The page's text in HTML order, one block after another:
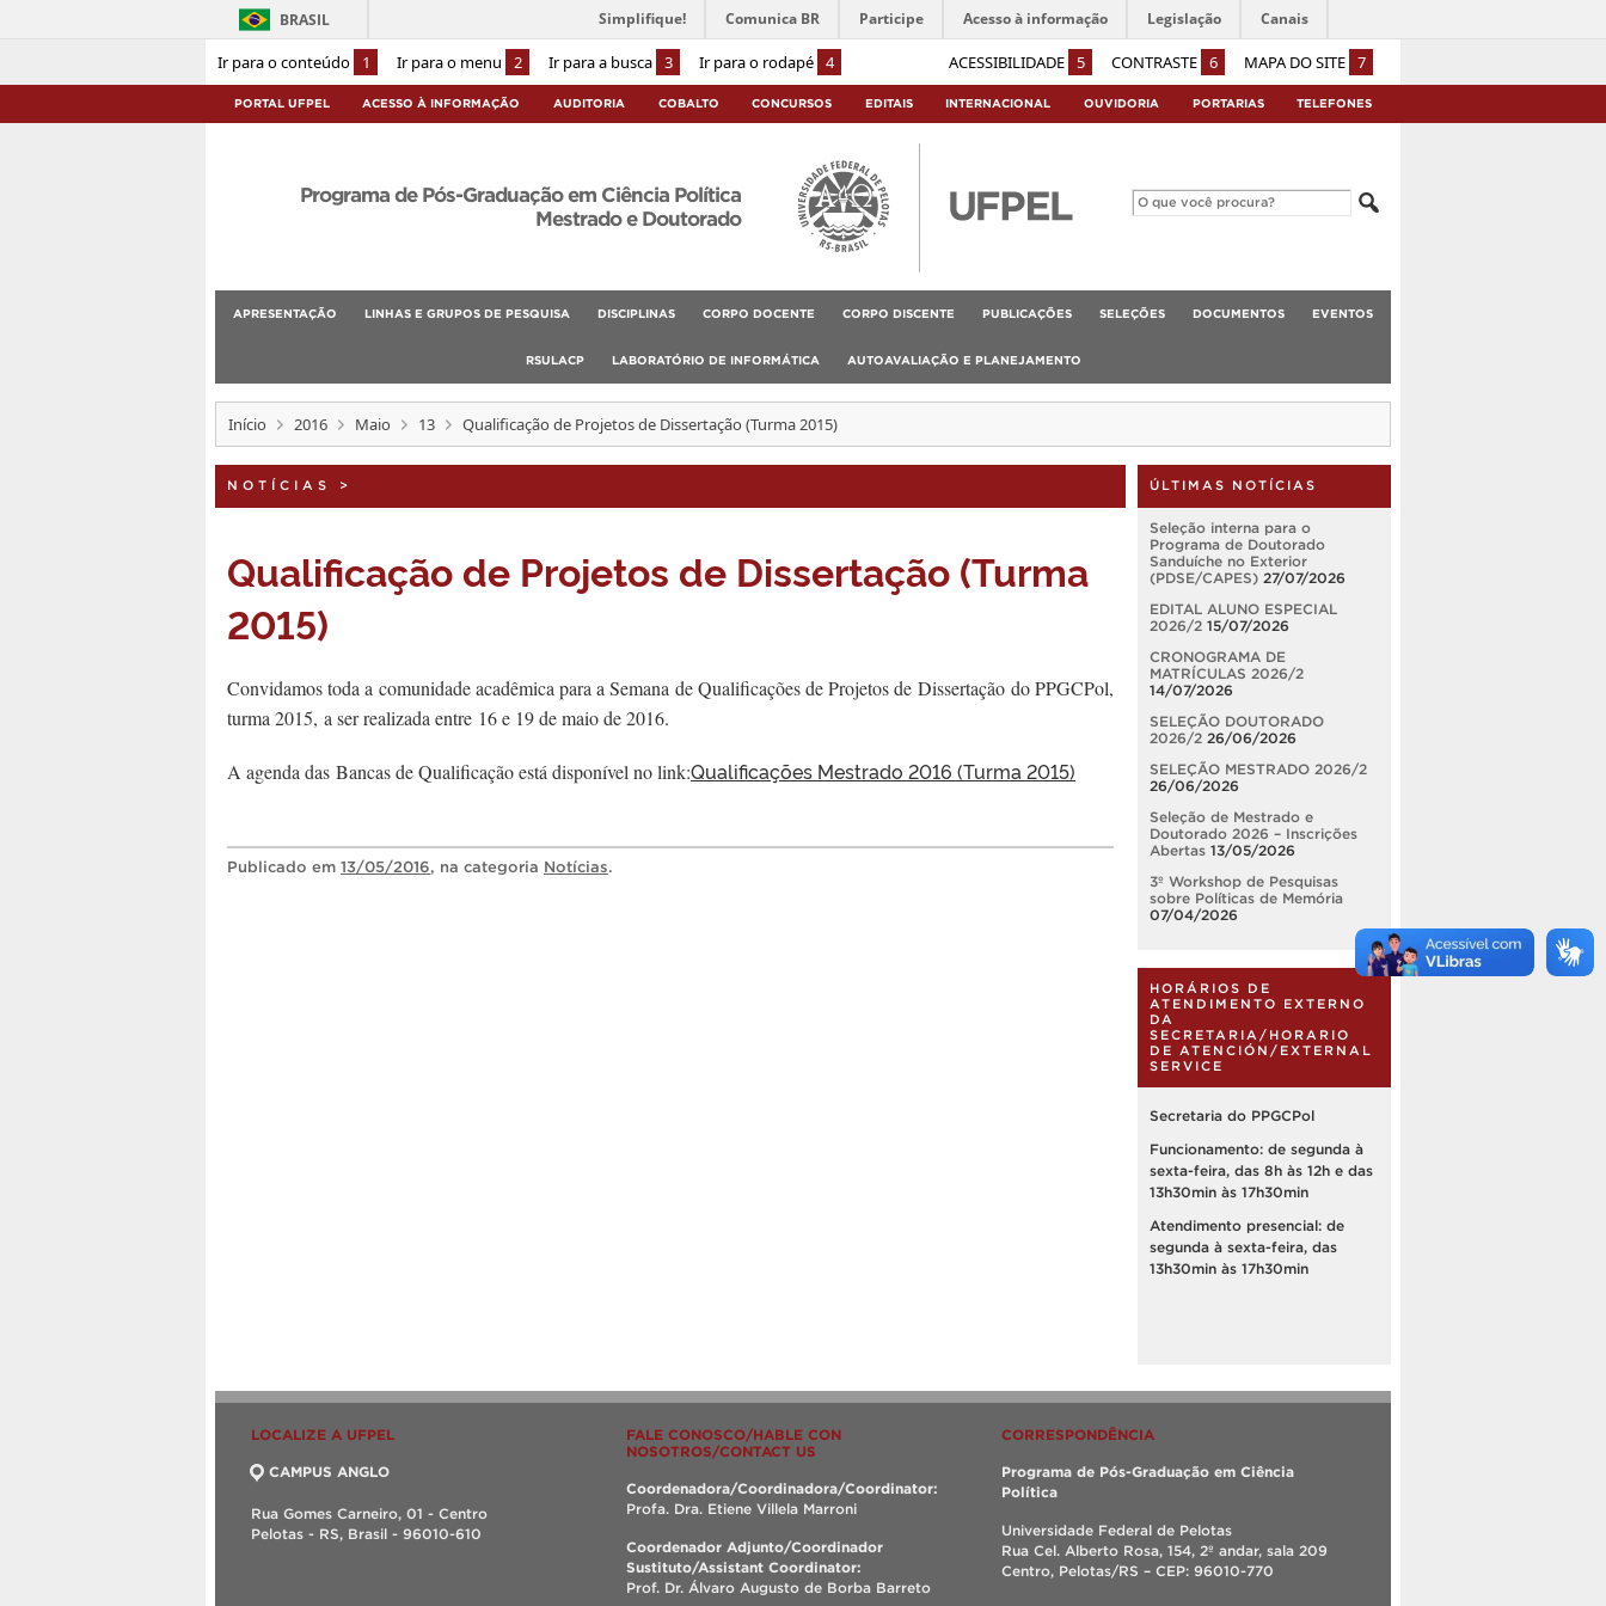
Ir para o conteúdo 1 Ir para o menu 2 Ir para a busca 3 Ir para o rodapé 4 ACESSIBILIDADE 5 CONTRASTE 6 MAPA DO SITE 7
BRASIL Simplifique! Comunica BR Participe Acesso à informação Legislação Canais
PORTAL UFPEL ACESSO À INFORMAÇÃO AUDITORIA COBALTO CONCURSOS EDITAIS INTERNACIONAL OUVIDORIA PORTARIAS TELEFONES
Programa de Pós-Graduação em Ciência Política
Mestrado e Doutorado
APRESENTAÇÃO LINHAS E GRUPOS DE PESQUISA DISCIPLINAS CORPO DOCENTE CORPO DISCENTE PUBLICAÇÕES SELEÇÕES DOCUMENTOS EVENTOS
RSULACP LABORATÓRIO DE INFORMÁTICA AUTOAVALIAÇÃO E PLANEJAMENTO
Início 2016 Maio 13 Qualificação de Projetos de Dissertação (Turma 2015)
NOTÍCIAS >
Qualificação de Projetos de Dissertação (Turma
2015)
Convidamos toda a comunidade acadêmica para a Semana de Qualificações de Projetos de Dissertação do PPGCPol,
turma 2015, a ser realizada entre 16 e 19 de maio de 2016.
A agenda das Bancas de Qualificação está disponível no link:Qualificações Mestrado 2016 (Turma 2015)
Publicado em 13/05/2016, na categoria Notícias.
ÚLTIMAS NOTÍCIAS
Seleção interna para o
Programa de Doutorado
Sanduíche no Exterior
(PDSE/CAPES) 27/07/2026
EDITAL ALUNO ESPECIAL
2026/2 15/07/2026
CRONOGRAMA DE
MATRÍCULAS 2026/2
14/07/2026
SELEÇÃO DOUTORADO
2026/2 26/06/2026
SELEÇÃO MESTRADO 2026/2
26/06/2026
Seleção de Mestrado e
Doutorado 2026 – Inscrições
Abertas 13/05/2026
3º Workshop de Pesquisas
sobre Políticas de Memória
07/04/2026
HORÁRIOS DE
ATENDIMENTO EXTERNO
DA
SECRETARIA/HORARIO
DE ATENCIÓN/EXTERNAL
SERVICE
Secretaria do PPGCPol
Funcionamento: de segunda à
sexta-feira, das 8h às 12h e das
13h30min às 17h30min
Atendimento presencial: de
segunda à sexta-feira, das
13h30min às 17h30min
LOCALIZE A UFPEL
CAMPUS ANGLO
Rua Gomes Carneiro, 01 - Centro
Pelotas - RS, Brasil - 96010-610
FALE CONOSCO/HABLE CON
NOSOTROS/CONTACT US
Coordenadora/Coordinadora/Coordinator:
Profa. Dra. Etiene Villela Marroni
Coordenador Adjunto/Coordinador
Sustituto/Assistant Coordinator:
Prof. Dr. Álvaro Augusto de Borba Barreto
CORRESPONDÊNCIA
Programa de Pós-Graduação em Ciência
Política
Universidade Federal de Pelotas
Rua Cel. Alberto Rosa, 154, 2º andar, sala 209
Centro, Pelotas/RS – CEP: 96010-770